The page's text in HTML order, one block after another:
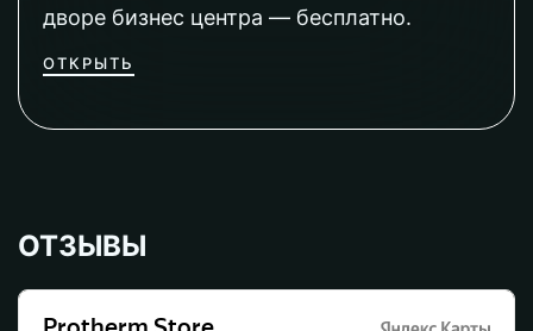
дворе бизнес центра — бесплатно.
ОТКРЫТЬ
ОТЗЫВЫ